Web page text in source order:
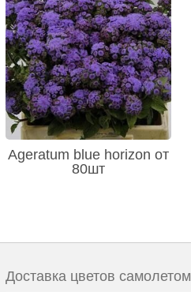
Ageratum blue horizon от
80шт
Доставка цветов самолетом